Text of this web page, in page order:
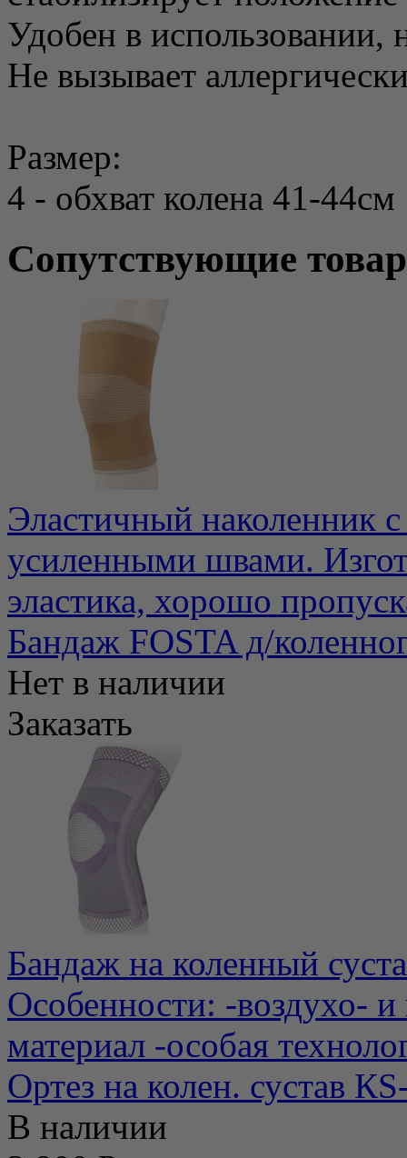
Удобен в использовании,
Не вызывает
Размер:
4 - обхват колена 41-44см
Сопутствующие
Эластичный наколенник
усиленными швами.
эластика, хорошо
Бандаж FOSTA д/
Нет в наличии
Заказать
Бандаж на коленный
Особенности: -воздухо-
материал -особая
Ортез на колен. сустав
В наличии